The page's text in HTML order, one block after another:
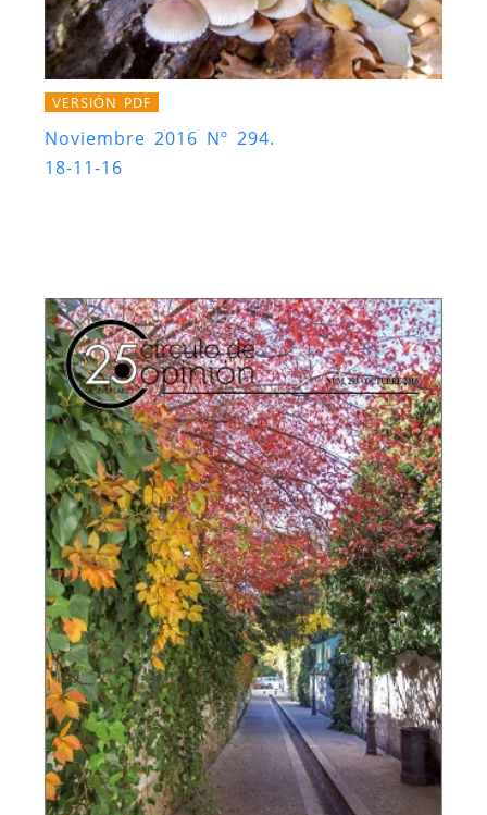
VERSIÓN PDF
Noviembre 2016 Nº 294.
18-11-16